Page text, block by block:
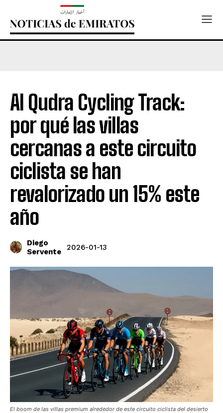
Al Qudra Cycling Track:
por qué las villas
cercanas a este circuito
ciclista se han
revalorizado un 15% este
año
Diego
Servente
2026-01-13
El boom de las villas premium alrededor de este circuito ciclista del desierto